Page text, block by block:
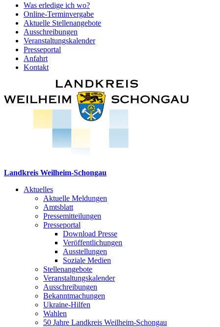
Was erledige ich wo?
Online-Terminvergabe
Aktuelle Stellenangebote
Ausschreibungen
Veranstaltungskalender
Presseportal
Anfahrt
Kontakt
Landkreis Weilheim-Schongau
Aktuelles
Aktuelle Meldungen
Amtsblatt
Pressemitteilungen
Presseportal
Download Presse
Veröffentlichungen
Ausstellungen
Soziale Medien
Stellenangebote
Veranstaltungskalender
Ausschreibungen
Bekanntmachungen
Ukraine-Hilfen
Wahlen
50 Jahre Landkreis Weilheim-Schongau